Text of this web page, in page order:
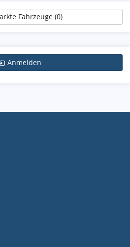
Fahrzeuge (0)
Anmelden